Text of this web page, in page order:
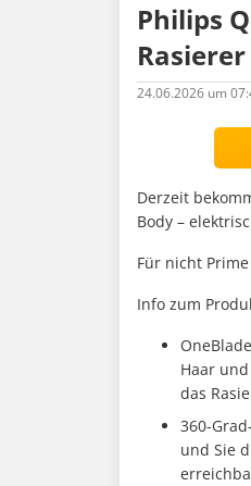
Philips
24.06.2026 um
Derzeit
Body –
Für nicht
Info zum
Haar
das
360-
und Sie